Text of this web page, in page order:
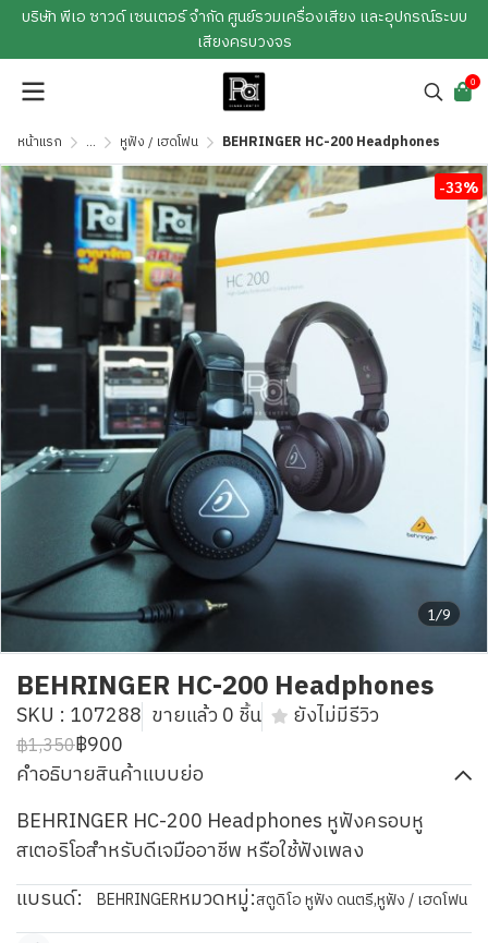
บริษัท พีเอ ซาวด์ เซนเตอร์ จำกัด ศูนย์รวมเครื่องเสียง และอุปกรณ์ระบบ
เสียงครบวงจร
0
หน้าแรก ... หูฟัง / เฮดโฟน BEHRINGER HC-200 Headphones
1/9
-33%
BEHRINGER HC-200 Headphones
SKU : 107288 ขายแล้ว 0 ชิ้น ยังไม่มีรีวิว
฿1,350฿900
คำอธิบายสินค้าแบบย่อ
BEHRINGER HC-200 Headphones หูฟังครอบหู
สเตอริโอสำหรับดีเจมืออาชีพ หรือใช้ฟังเพลง
แบรนด์:
BEHRINGERหมวดหมู่:สตูดิโอ หูฟัง ดนตรี,หูฟัง / เฮดโฟน